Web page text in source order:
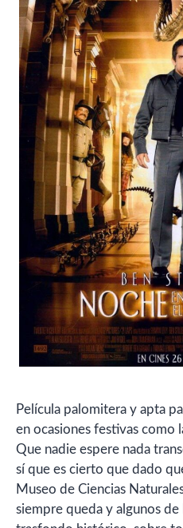
Película palomitera y apta
en ocasiones festivas como
Que nadie espere nada
sí que es cierto que dado
Museo de Ciencias
siempre queda y algunos